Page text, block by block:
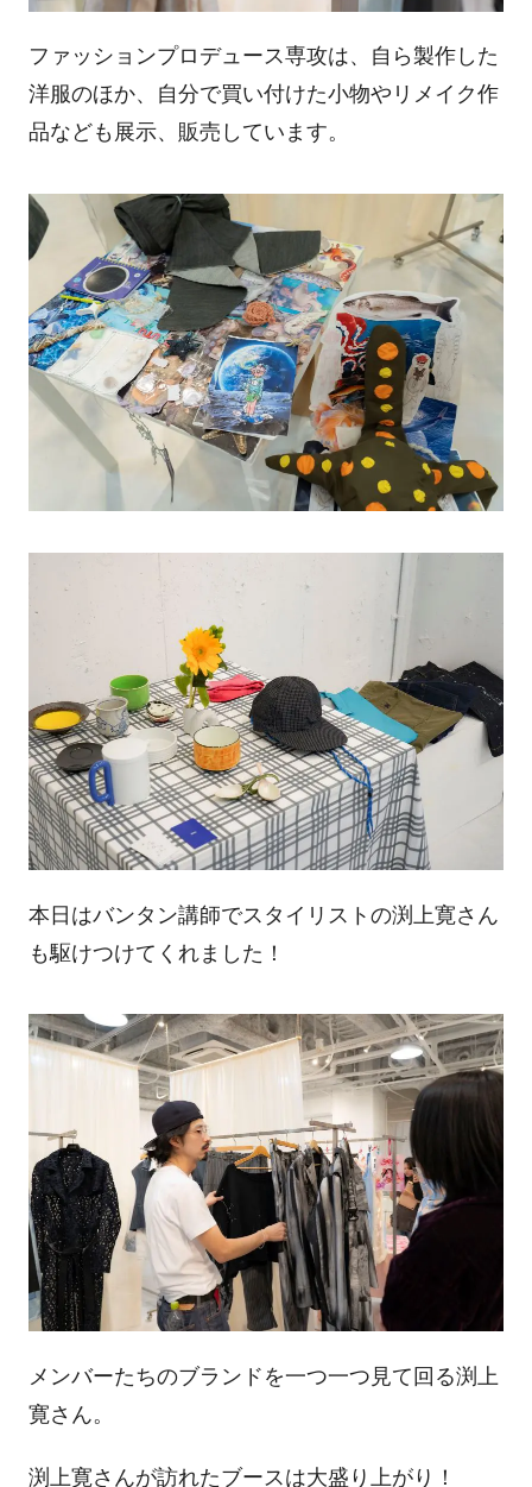
ファッションプロデュース専攻は、自ら製作した
洋服のほか、自分で買い付けた小物やリメイク作
品なども展示、販売しています。
本日はバンタン講師でスタイリストの渕上寛さん
も駆けつけてくれました！
メンバーたちのブランドを一つ一つ見て回る渕上
寛さん。
渕上寛さんが訪れたブースは大盛り上がり！